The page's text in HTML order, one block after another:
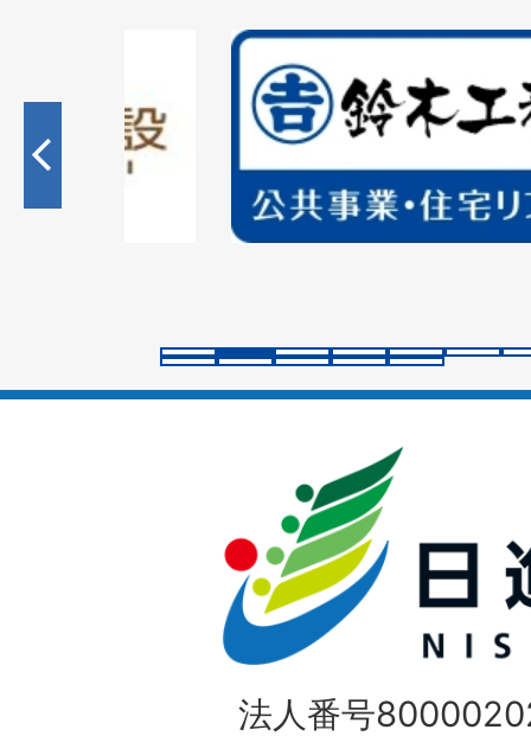
2
枚
目
の
ラ
イ
法人番号